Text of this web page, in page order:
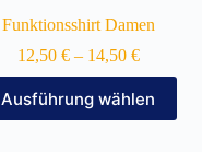
Funktionsshirt Damen
12,50 €– 14,50 €
Ausführung wählen
Produkt
weist